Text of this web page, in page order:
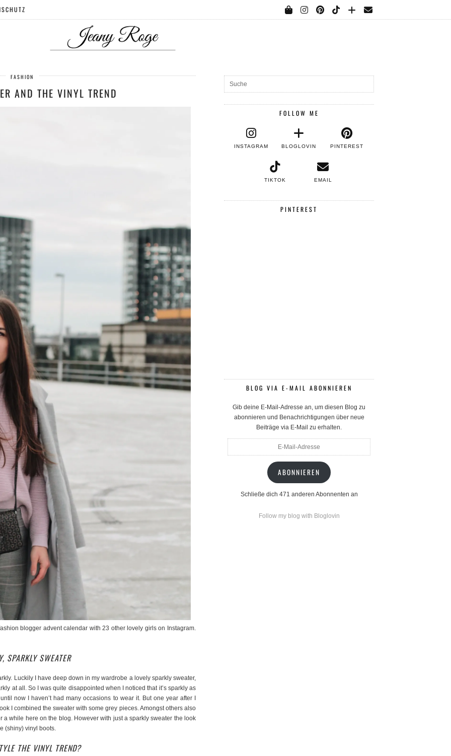
FASHION
AND THE VINYL TREND
blogger advent calendar with 23 other lovely girls on Instagram.
SPARKLY SWEATER
Luckily I have deep down in my wardrobe a lovely sparkly sweater,
at all. So I was quite disappointed when I noticed that it’s sparkly as
now I haven’t had many occasions to wear it. But one year after I
I combined the sweater with some grey pieces. Amongst others also
a while here on the blog. However with just a sparkly sweater the look
(shiny) vinyl boots.
THE VINYL TREND?
FOLLOW ME
INSTAGRAM BLOGLOVIN PINTEREST
TIKTOK EMAIL
PINTEREST
BLOG VIA E-MAIL ABONNIEREN
Gib deine E-Mail-Adresse an, um diesen Blog zu
abonnieren und Benachrichtigungen über neue
Beiträge via E-Mail zu erhalten.
E-
Mail-
ABONNIEREN
Schließe dich 471 anderen Abonnenten an
Follow my blog with Bloglovin